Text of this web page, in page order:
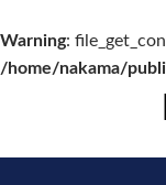
Warning:
/home/nakama/